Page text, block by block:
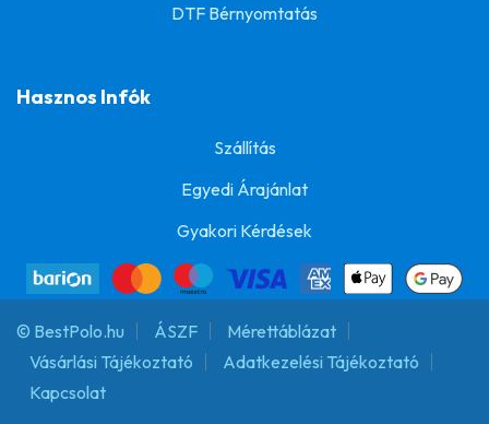
DTF Bérnyomtatás
Hasznos Infók
Szállítás
Egyedi Árajánlat
Gyakori Kérdések
© BestPolo.hu ÁSZF
Mérettáblázat
Vásárlási Tájékoztató
Adatkezelési Tájékoztató
Kapcsolat